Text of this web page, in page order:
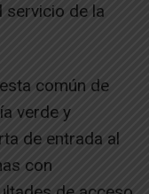
servicio de la
común de
verde y
de entrada al
con